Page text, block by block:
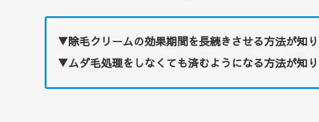
▼除毛クリームの効果期間を長続きさせる方法が知り
▼ムダ毛処理をしなくても済むようになる方法が知り